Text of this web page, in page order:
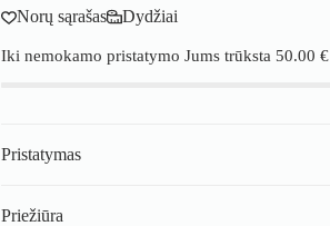
Norų sąrašas Dydžiai
Iki nemokamo pristatymo Jums trūksta 50.00€
Pristatymas
Priežiūra